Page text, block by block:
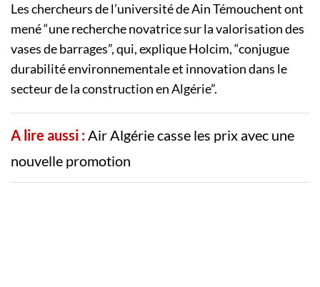
Les chercheurs de l’université de Ain Témouchent ont
mené “une recherche novatrice sur la valorisation des
vases de barrages”, qui, explique Holcim, “conjugue
durabilité environnementale et innovation dans le
secteur de la construction en Algérie”.
A lire aussi :Air Algérie casse les prix avec une
nouvelle promotion